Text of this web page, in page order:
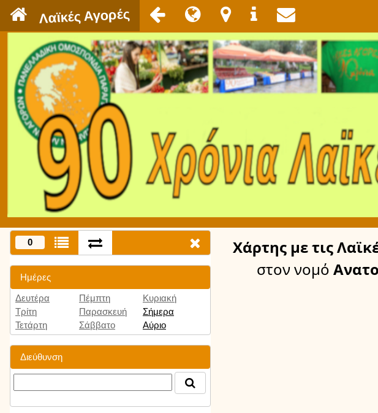
Λαϊκές Αγορές
0
Ημέρες
Δευτέρα
Τρίτη
Τετάρτη
Πέμπτη
Παρασκευή
Σάββατο
Κυριακή
Σήμερα
Αύριο
Διεύθυνση
Χάρτης με τις
στον νομό